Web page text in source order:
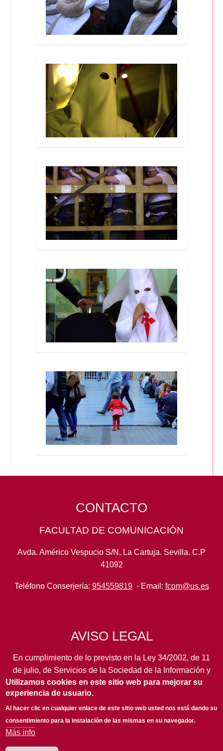
CONTACTO
FACULTAD DE COMUNICACIÓN
Avda. Américo Vespucio S/N, La Cartuja. Sevilla. C.P
41092
Teléfono Conserjería: 954559819- Email: fcom@us.es
AVISO LEGAL
En cumplimiento de lo previsto en la Ley 34/2002, de 11
de julio, de Servicios de la Sociedad de la Información y
de Comercio Electrónico, así como en otras normas de
legal aplicación, se pone en conocimiento de los
usuarios de este portal de laUniversidad de Sevillalos
siguientes datos de información general...leer más
Utilizamos cookies en este sitio web para mejorar su
experiencia de usuario.
Al hacer clic en cualquier enlace de este sitio web usted nos está dando su
consentimiento para la instalación de las mismas en su navegador.
Más info